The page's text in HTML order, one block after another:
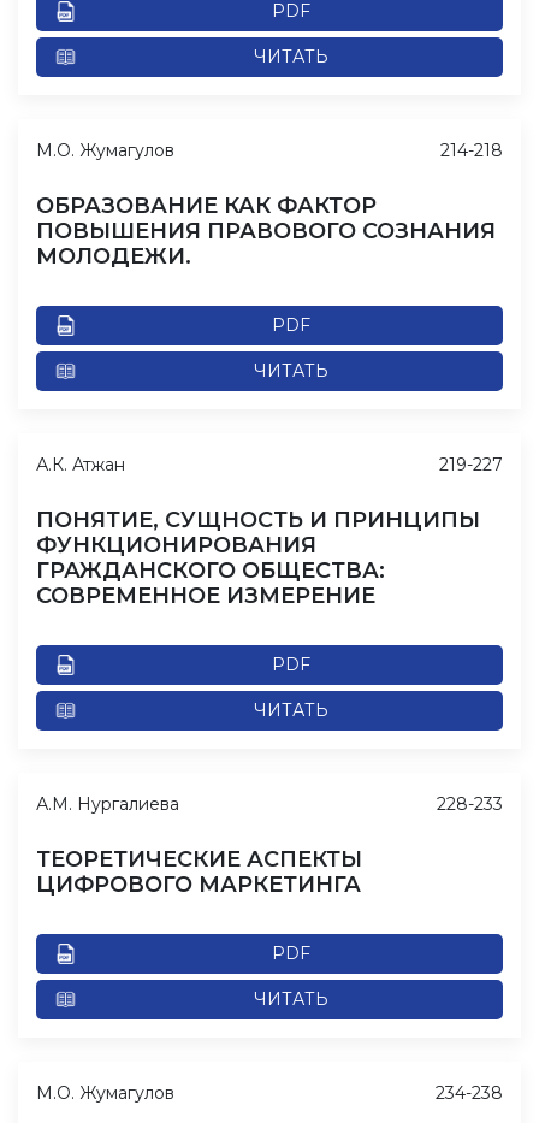
PDF
ЧИТАТЬ
М.О. Жумагулов
ОБРАЗОВАНИЕ КАК ФАКТОР
ПОВЫШЕНИЯ ПРАВОВОГО СОЗНАНИЯ
МОЛОДЕЖИ.
PDF
ЧИТАТЬ
214-218
А.К. Атжан
ПОНЯТИЕ, СУЩНОСТЬ И ПРИНЦИПЫ
ФУНКЦИОНИРОВАНИЯ
ГРАЖДАНСКОГО ОБЩЕСТВА:
СОВРЕМЕННОЕ ИЗМЕРЕНИЕ
PDF
ЧИТАТЬ
219-227
А.М. Нургалиева
ТЕОРЕТИЧЕСКИЕ АСПЕКТЫ
ЦИФРОВОГО МАРКЕТИНГА
PDF
ЧИТАТЬ
228-233
М.О. Жумагулов 234-238